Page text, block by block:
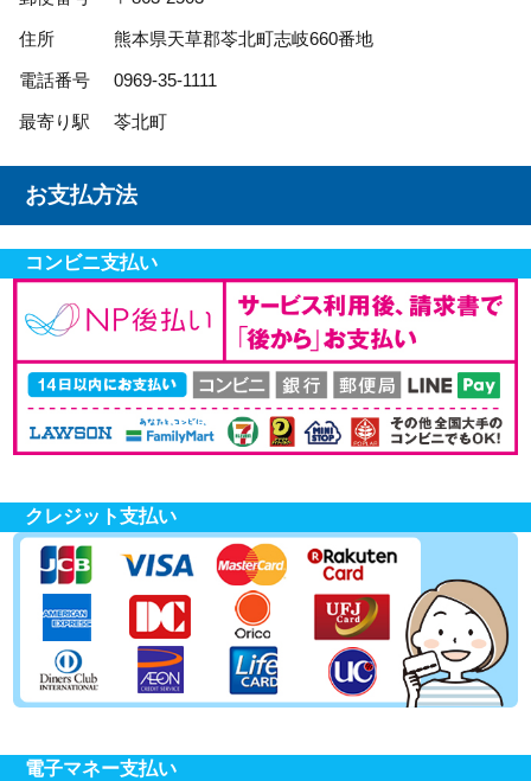
住所 熊本県天草郡苓北町志岐660番地
電話番号 0969-35-1111
最寄り駅 苓北町
お支払方法
コンビニ支払い
クレジット支払い
電子マネー支払い